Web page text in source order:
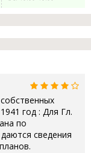
год : Для Гл.
по
сведения